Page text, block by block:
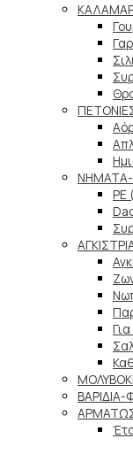
PE
ΒΑΡΙΔΙΑ-